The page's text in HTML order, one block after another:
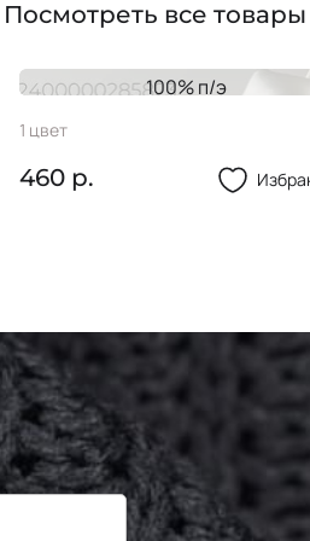
Посмотреть все товары
100% п/э
Кружево 0Ф039 120 мм
1 цвет
460 р.